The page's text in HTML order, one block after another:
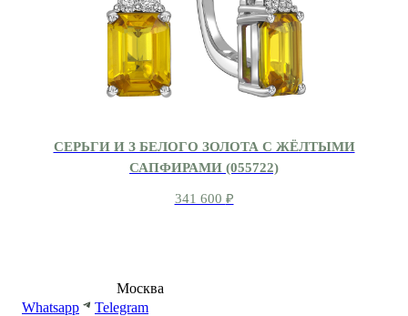
СЕРЬГИ И З БЕЛОГО ЗОЛОТА С ЖЁЛТЫМИ
САПФИРАМИ (055722)
341 600 ₽
Москва
Whatsapp
Telegram